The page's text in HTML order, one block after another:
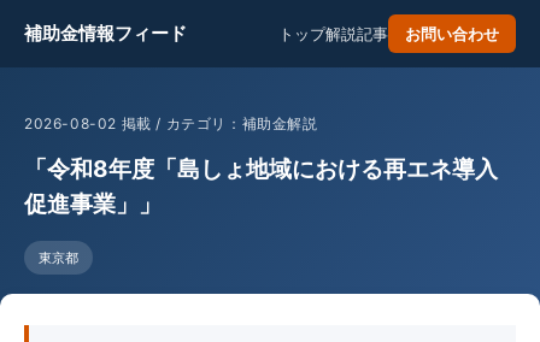
補助金情報フィード トップ解説記事 お問い合わせ
2026-08-02 掲載 / カテゴリ：補助金解説
「令和8年度「島しょ地域における再エネ導入
促進事業」」
東京都